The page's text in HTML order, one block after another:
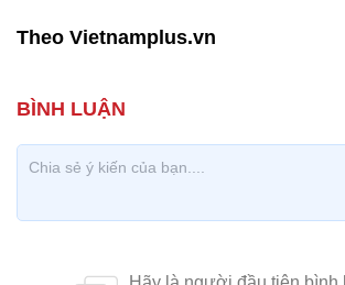
Theo Vietnamplus.vn